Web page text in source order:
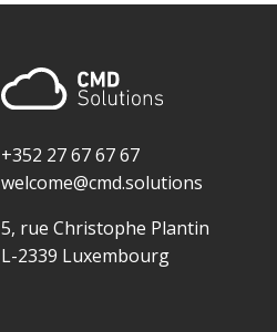
+352 27 67 67 67
welcome@cmd.solutions
5, rue Christophe Plantin
L-2339 Luxembourg